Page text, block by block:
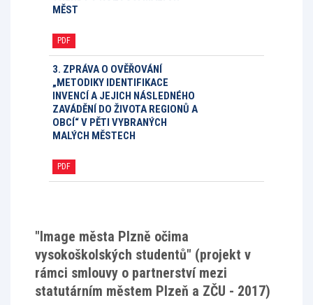
MĚST
PDF
3. ZPRÁVA O OVĚŘOVÁNÍ
„METODIKY IDENTIFIKACE
INVENCÍ A JEJICH NÁSLEDNÉHO
ZAVÁDĚNÍ DO ŽIVOTA REGIONŮ A
OBCÍ“ V PĚTI VYBRANÝCH
MALÝCH MĚSTECH
PDF
"Image města Plzně očima
vysokoškolských studentů" (projekt v
rámci smlouvy o partnerství mezi
statutárním městem Plzeň a ZČU - 2017)